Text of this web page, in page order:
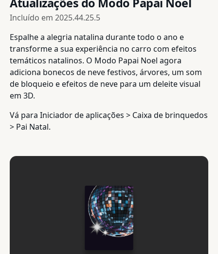
Incluído em 2025.44.25.5
Espalhe a alegria natalina durante todo o ano e
transforme a sua experiência no carro com efeitos
temáticos natalinos. O Modo Papai Noel agora
adiciona bonecos de neve festivos, árvores, um som
de bloqueio e efeitos de neve para um deleite visual
em 3D.
Vá para Iniciador de aplicações > Caixa de brinquedos
> Pai Natal.